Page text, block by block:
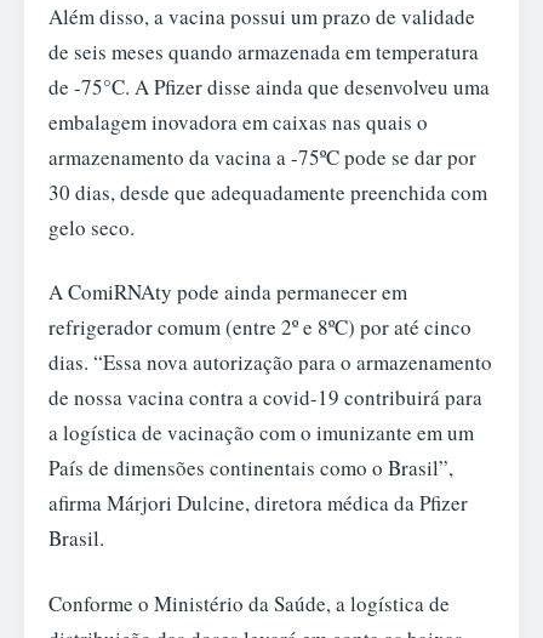
Além disso, a vacina possui um prazo de validade
de seis meses quando armazenada em temperatura
de -75°C. A Pfizer disse ainda que desenvolveu uma
embalagem inovadora em caixas nas quais o
armazenamento da vacina a -75ºC pode se dar por
30 dias, desde que adequadamente preenchida com
gelo seco.
A ComiRNAty pode ainda permanecer em
refrigerador comum (entre 2º e 8ºC) por até cinco
dias. “Essa nova autorização para o armazenamento
de nossa vacina contra a covid-19 contribuirá para
a logística de vacinação com o imunizante em um
País de dimensões continentais como o Brasil”,
afirma Márjori Dulcine, diretora médica da Pfizer
Brasil.
Conforme o Ministério da Saúde, a logística de